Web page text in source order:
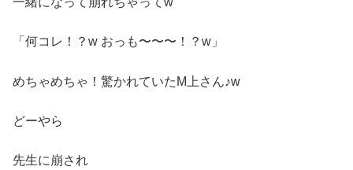
「何コレ！？w おっも〜〜〜！？w」
めちゃめちゃ！驚かれていたM上さん♪w
どーやら
先生に崩され